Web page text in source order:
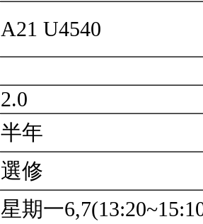
A21 U4540
2.0
半年
選修
星期一